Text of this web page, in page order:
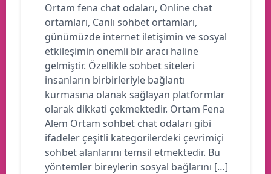
Ortam fena chat odaları, Online chat
ortamları, Canlı sohbet ortamları,
günümüzde internet iletişimin ve sosyal
etkileşimin önemli bir aracı haline
gelmiştir. Özellikle sohbet siteleri
insanların birbirleriyle bağlantı
kurmasına olanak sağlayan platformlar
olarak dikkati çekmektedir. Ortam Fena
Alem Ortam sohbet chat odaları gibi
ifadeler çeşitli kategorilerdeki çevrimiçi
sohbet alanlarını temsil etmektedir. Bu
yöntemler bireylerin sosyal bağlarını […]